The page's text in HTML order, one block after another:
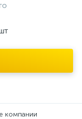
компании